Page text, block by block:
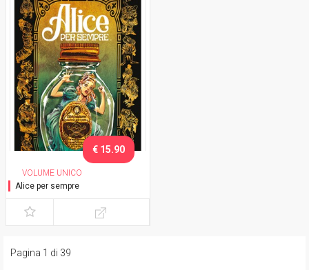
VOLUME UNICO
Alice per sempre
€ 15.90
Pagina 1 di 39